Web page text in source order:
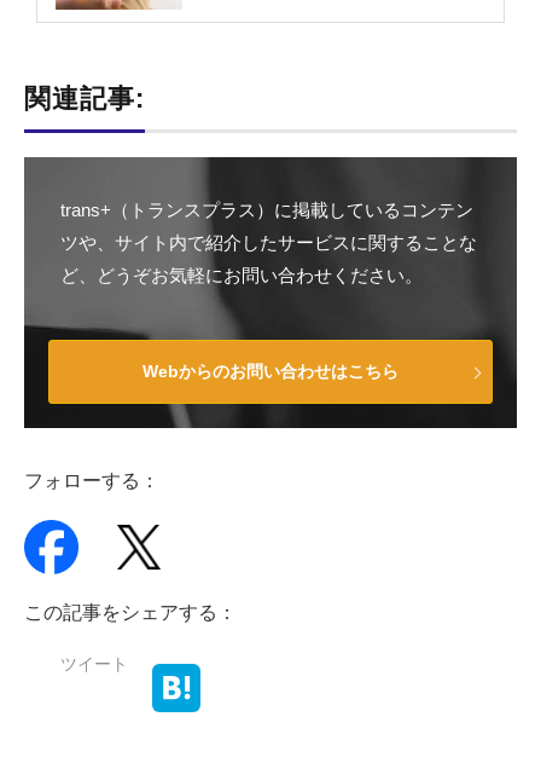
関連記事:
trans+（トランスプラス）に掲載しているコンテン
ツや、サイト内で紹介したサービスに関することな
ど、どうぞお気軽にお問い合わせください。
Webからのお問い合わせはこちら
フォローする：
この記事をシェアする：
ツイート